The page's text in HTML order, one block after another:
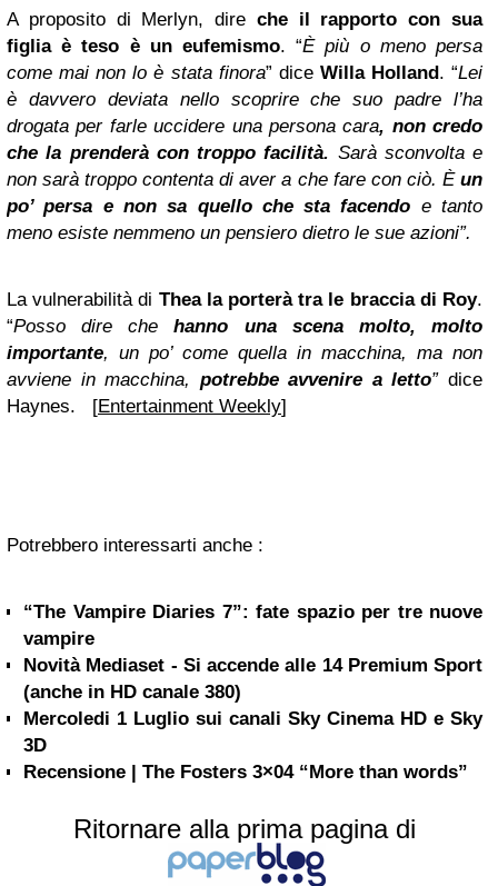
A proposito di Merlyn, dire che il rapporto con sua
figlia è teso è un eufemismo. “È più o meno persa
come mai non lo è stata finora” dice Willa Holland. “Lei
è davvero deviata nello scoprire che suo padre l’ha
drogata per farle uccidere una persona cara, non credo
che la prenderà con troppo facilità. Sarà sconvolta e
non sarà troppo contenta di aver a che fare con ciò. È un
po’ persa e non sa quello che sta facendo e tanto
meno esiste nemmeno un pensiero dietro le sue azioni”.
La vulnerabilità di Thea la porterà tra le braccia di Roy.
“Posso dire chehanno una scena molto, molto
importante, un po’ come quella in macchina, ma non
avviene in macchina, potrebbe avvenire a letto”dice
Haynes. [Entertainment Weekly]
Potrebbero interessarti anche :
“The Vampire Diaries 7”: fate spazio per tre nuove
vampire
Novità Mediaset - Si accende alle 14 Premium Sport
(anche in HD canale 380)
Mercoledi 1 Luglio sui canali Sky Cinema HD e Sky
3D
Recensione | The Fosters 3×04 “More than words”
Ritornare alla prima pagina di